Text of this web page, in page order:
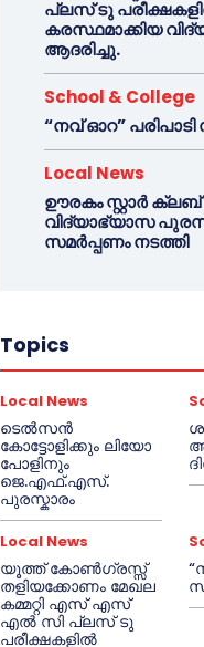
പ്ലസ് ടു
കരസ്ഥമാക്കിയ
ആദരിച്ചു.
School & College
“നവ് ഓറ” പരിപാടി
Local News
ഊരകം സ്റ്റാർ
വിദ്യാഭ്യാസ
സമർപ്പണം നടത്തി
Topics
Local News
ടെൽസൻ
കോട്ടോളിക്കും ലിയോ
പോളിനും
ജെ.എഫ്.എസ്.
പുരസ്കാരം
Local News
യൂത്ത് കോൺഗ്രസ്സ്
തളിയക്കോണം മേഖല
കമ്മറ്റി എസ് എസ്
എൽ സി പ്ലസ് ടു
പരീക്ഷകളിൽ